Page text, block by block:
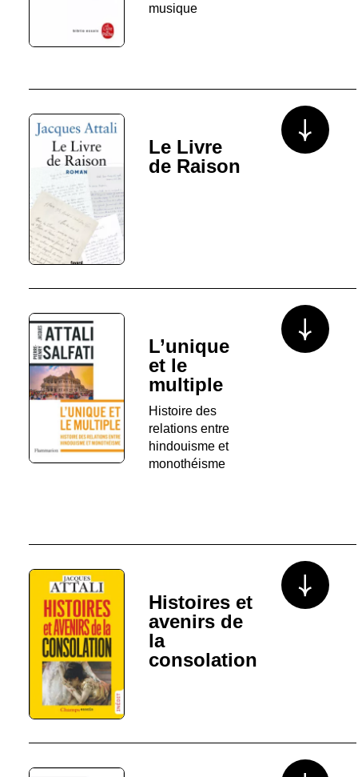
musique
Le Livre
de Raison
Voir plus/
L’unique
et le
multiple
Histoire des
relations entre
hindouisme et
monothéisme
Voir plus/
Histoires et
avenirs de
la
consolation
Voir plus/
Voir plus/